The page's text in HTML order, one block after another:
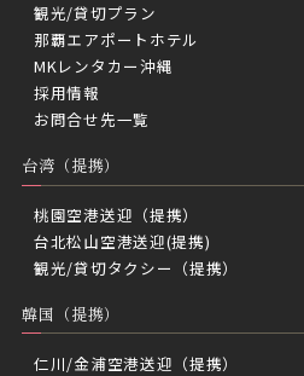
観光/貸切プラン
那覇エアポートホテル
MKレンタカー沖縄
採用情報
お問合せ先一覧
台湾（提携）
桃園空港送迎（提携）
台北松山空港送迎(提携)
観光/貸切タクシー（提携）
韓国（提携）
仁川/金浦空港送迎（提携）